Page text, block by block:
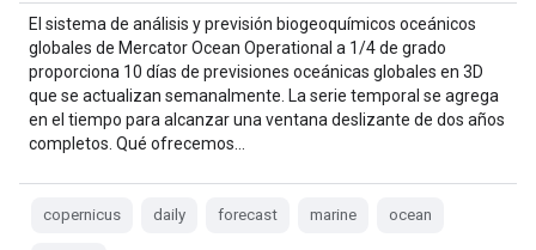
El sistema de análisis y previsión biogeoquímicos oceánicos
globales de Mercator Ocean Operational a 1/4 de grado
proporciona 10 días de previsiones oceánicas globales en 3D
que se actualizan semanalmente. La serie temporal se agrega
en el tiempo para alcanzar una ventana deslizante de dos años
completos. Qué ofrecemos…
copernicus daily forecast marine ocean